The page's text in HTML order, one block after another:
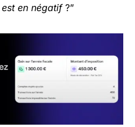
en négatif ?”